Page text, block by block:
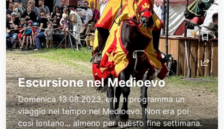
Escursione nel Medioevo
Domenica 13.08.2023, era in programma un
viaggio nel tempo nel Medioevo. Non era poi
così lontano... almeno per questo fine settimana.
7